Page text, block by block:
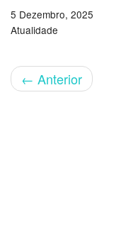
5 Dezembro, 2025
Atualidade
← Anterior